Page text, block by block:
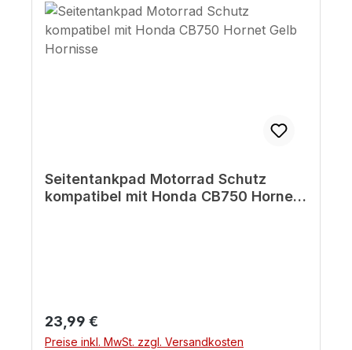
Seitentankpad Motorrad Schutz
kompatibel mit Honda CB750 Hornet
Regulärer Preis:
23,99 €
Preise inkl. MwSt. zzgl. Versandkosten